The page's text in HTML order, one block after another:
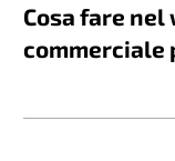
Cosa fare
commerciale